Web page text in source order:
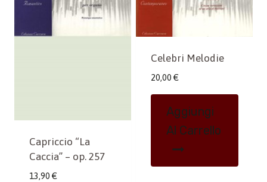
Capriccio “La
Caccia” – op. 257
13,90 €
Celebri Melodie
20,00 €
Aggiungi
Al Carrello